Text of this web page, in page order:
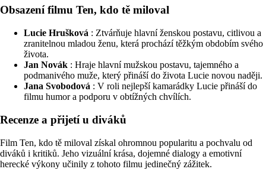
Obsazení filmu Ten, kdo tě miloval
Lucie Hrušková : Ztvárňuje hlavní ženskou postavu, citlivou a
zranitelnou mladou ženu, která prochází těžkým obdobím svého
života.
Jan Novák : Hraje hlavní mužskou postavu, tajemného a
podmanivého muže, který přináší do života Lucie novou naději.
Jana Svobodová : V roli nejlepší kamarádky Lucie přináší do
filmu humor a podporu v obtížných chvílích.
Recenze a přijetí u diváků
Film Ten, kdo tě miloval získal ohromnou popularitu a pochvalu od
diváků i kritiků. Jeho vizuální krása, dojemné dialogy a emotivní
herecké výkony učinily z tohoto filmu jedinečný zážitek.